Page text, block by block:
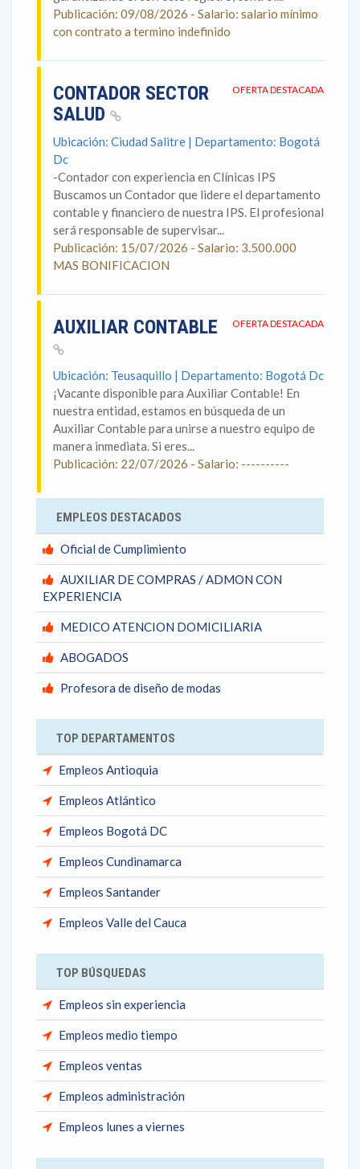
Publicación: 09/08/2026 - Salario: salario mínimo
con contrato a termino indefinido
OFERTA DESTACADA
CONTADOR SECTOR
SALUD
Ubicación: Ciudad Salitre | Departamento: Bogotá
Dc
-Contador con experiencia en Clínicas IPS
Buscamos un Contador que lidere el departamento
contable y financiero de nuestra IPS. El profesional
será responsable de supervisar...
Publicación: 15/07/2026 - Salario: 3.500.000
MAS BONIFICACION
OFERTA DESTACADA
AUXILIAR CONTABLE
Ubicación: Teusaquillo | Departamento: Bogotá Dc
¡Vacante disponible para Auxiliar Contable! En
nuestra entidad, estamos en búsqueda de un
Auxiliar Contable para unirse a nuestro equipo de
manera inmediata. Si eres...
Publicación: 22/07/2026 - Salario: ----------
EMPLEOS DESTACADOS
Oficial de Cumplimiento
AUXILIAR DE COMPRAS / ADMON CON
EXPERIENCIA
MEDICO ATENCION DOMICILIARIA
ABOGADOS
Profesora de diseño de modas
TOP DEPARTAMENTOS
Empleos Antioquia
Empleos Atlántico
Empleos Bogotá DC
Empleos Cundinamarca
Empleos Santander
Empleos Valle del Cauca
TOP BÚSQUEDAS
Empleos sin experiencia
Empleos medio tiempo
Empleos ventas
Empleos administración
Empleos lunes a viernes